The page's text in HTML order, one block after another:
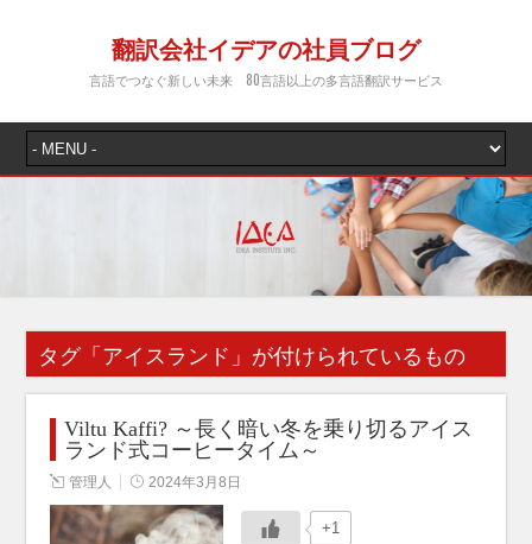
翻訳会社イデアの社員ブログ
言語でつなぐ新しい未来 80言語以上の多言語翻訳サービス
タグ「アイスランド 」が付けられているもの
Viltu Kaffi? ～長く暗い冬を乗り切るアイス
ランド式コーヒータイム～
管理人 2024年3月8日
+1